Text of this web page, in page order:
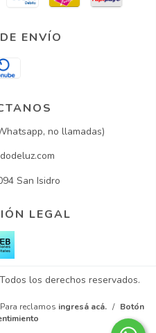
ENVÍO
no llamadas)
San Isidro
LEGAL
los derechos reservados.
reclamos ingresá acá. / Botón